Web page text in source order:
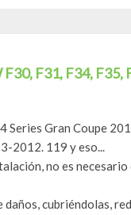
F31, F34, F35,
Series Gran Coupe
2012. 119 y eso...
no es
cubriéndolas,